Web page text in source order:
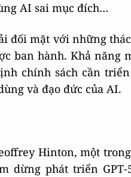
AI sai mục đích…
đối mặt với những
ban hành. Khả năng
chính sách cần
và đạo đức của AI.
Hinton, một
dừng phát triển